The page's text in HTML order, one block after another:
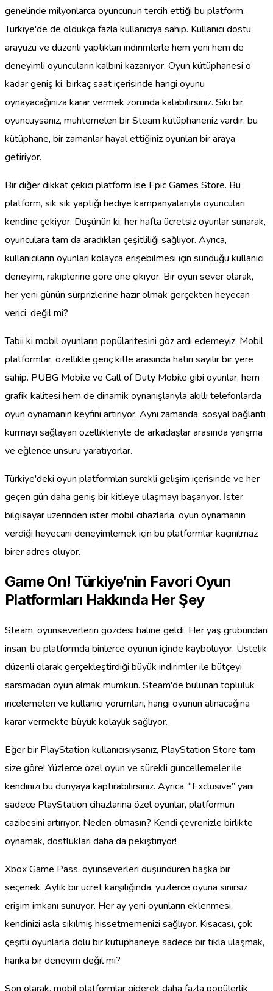
genelinde milyonlarca oyuncunun tercih ettiği bu platform,
Türkiye'de de oldukça fazla kullanıcıya sahip. Kullanıcı dostu
arayüzü ve düzenli yaptıkları indirimlerle hem yeni hem de
deneyimli oyuncuların kalbini kazanıyor. Oyun kütüphanesi o
kadar geniş ki, birkaç saat içerisinde hangi oyunu
oynayacağınıza karar vermek zorunda kalabilirsiniz. Sıkı bir
oyuncuysanız, muhtemelen bir Steam kütüphaneniz vardır; bu
kütüphane, bir zamanlar hayal ettiğiniz oyunları bir araya
getiriyor.
Bir diğer dikkat çekici platform ise Epic Games Store. Bu
platform, sık sık yaptığı hediye kampanyalarıyla oyuncuları
kendine çekiyor. Düşünün ki, her hafta ücretsiz oyunlar sunarak,
oyunculara tam da aradıkları çeşitliliği sağlıyor. Ayrıca,
kullanıcıların oyunları kolayca erişebilmesi için sunduğu kullanıcı
deneyimi, rakiplerine göre öne çıkıyor. Bir oyun sever olarak,
her yeni günün sürprizlerine hazır olmak gerçekten heyecan
verici, değil mi?
Tabii ki mobil oyunların popülaritesini göz ardı edemeyiz. Mobil
platformlar, özellikle genç kitle arasında hatırı sayılır bir yere
sahip. PUBG Mobile ve Call of Duty Mobile gibi oyunlar, hem
grafik kalitesi hem de dinamik oynanışlarıyla akıllı telefonlarda
oyun oynamanın keyfini artırıyor. Aynı zamanda, sosyal bağlantı
kurmayı sağlayan özellikleriyle de arkadaşlar arasında yarışma
ve eğlence unsuru yaratıyorlar.
Türkiye'deki oyun platformları sürekli gelişim içerisinde ve her
geçen gün daha geniş bir kitleye ulaşmayı başarıyor. İster
bilgisayar üzerinden ister mobil cihazlarla, oyun oynamanın
verdiği heyecanı deneyimlemek için bu platformlar kaçınılmaz
birer adres oluyor.
Game On! Türkiye’nin Favori Oyun
Platformları Hakkında Her Şey
Steam, oyunseverlerin gözdesi haline geldi. Her yaş grubundan
insan, bu platformda binlerce oyunun içinde kayboluyor. Üstelik
düzenli olarak gerçekleştirdiği büyük indirimler ile bütçeyi
sarsmadan oyun almak mümkün. Steam'de bulunan topluluk
incelemeleri ve kullanıcı yorumları, hangi oyunun alınacağına
karar vermekte büyük kolaylık sağlıyor.
Eğer bir PlayStation kullanıcısıysanız, PlayStation Store tam
size göre! Yüzlerce özel oyun ve sürekli güncellemeler ile
kendinizi bu dünyaya kaptırabilirsiniz. Ayrıca, “Exclusive” yani
sadece PlayStation cihazlarına özel oyunlar, platformun
cazibesini artırıyor. Neden olmasın? Kendi çevrenizle birlikte
oynamak, dostlukları daha da pekiştiriyor!
Xbox Game Pass, oyunseverleri düşündüren başka bir
seçenek. Aylık bir ücret karşılığında, yüzlerce oyuna sınırsız
erişim imkanı sunuyor. Her ay yeni oyunların eklenmesi,
kendinizi asla sıkılmış hissetmemenizi sağlıyor. Kısacası, çok
çeşitli oyunlarla dolu bir kütüphaneye sadece bir tıkla ulaşmak,
harika bir deneyim değil mi?